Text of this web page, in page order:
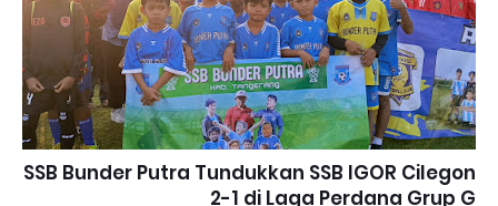
SSB Bunder Putra Tundukkan SSB IGOR Cilegon
2-1 di Laga Perdana Grup G